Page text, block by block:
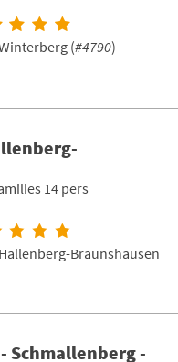
(#4790)
14 pers
Hallenberg-Braunshausen
Schmallenberg -